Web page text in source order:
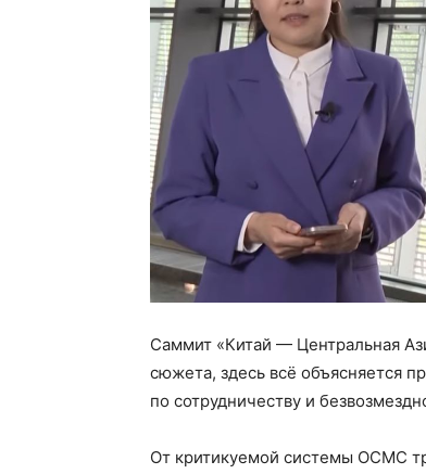
Саммит «Китай — Центральная
сюжета, здесь всё объясняется
по сотрудничеству и
От критикуемой системы ОСМС